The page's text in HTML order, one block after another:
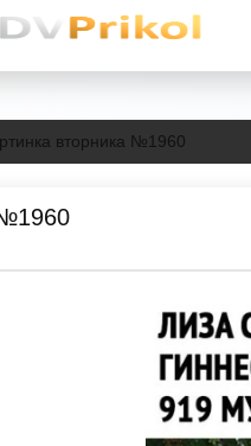
вторника №1960